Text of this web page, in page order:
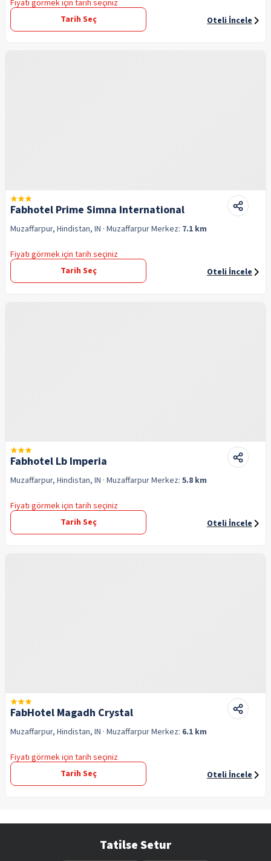
Fiyatı görmek için tarih seçiniz
Tarih Seç
Oteli İncele
Fabhotel Prime Simna International
Muzaffarpur, Hindistan, IN · MuzaffarpurMerkez: 7.1 km
Fiyatı görmek için tarih seçiniz
Tarih Seç
Oteli İncele
Fabhotel Lb Imperia
Muzaffarpur, Hindistan, IN · MuzaffarpurMerkez: 5.8 km
Fiyatı görmek için tarih seçiniz
Tarih Seç
Oteli İncele
FabHotel Magadh Crystal
Muzaffarpur, Hindistan, IN · MuzaffarpurMerkez: 6.1 km
Fiyatı görmek için tarih seçiniz
Tarih Seç
Oteli İncele
Tatilse Setur